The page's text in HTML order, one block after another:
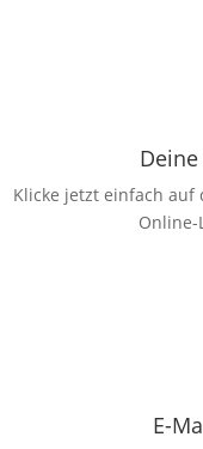
Klicke jetzt einfach
Online-
E-